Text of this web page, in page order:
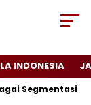
INDONESIA
Segmentasi